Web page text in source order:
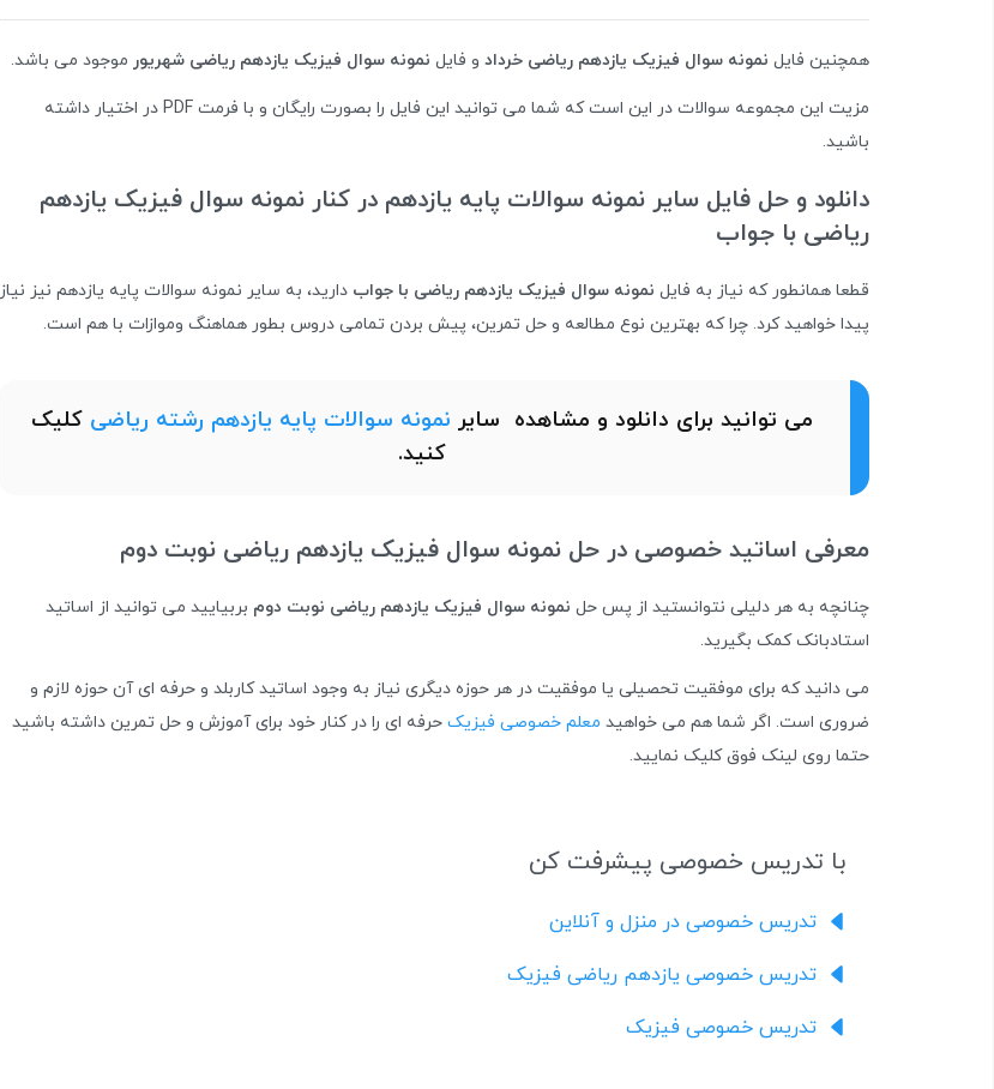
همچنین فایل نمونه سوال فیزیک یازدهم ریاضی خرداد و فایل نمونه سوال فیزیک یازدهم ریاضی شهریور موجود می باشد.
مزیت این مجموعه سوالات در این است که شما می توانید این فایل را بصورت رایگان و با فرمت PDF در اختیار داشته
باشید.
دانلود و حل فایل سایر نمونه سوالات پایه یازدهم در کنار نمونه سوال فیزیک یازدهم
ریاضی با جواب
قطعا همانطور که نیاز به فایل نمونه سوال فیزیک یازدهم ریاضی با جواب دارید، به سایر نمونه سوالات پایه یازدهم نیز نیاز
پیدا خواهید کرد. چرا که بهترین نوع مطالعه و حل تمرین، پیش بردن تمامی دروس بطور هماهنگ وموازات با هم است.
می توانید برای دانلود و مشاهده سایر نمونه سوالات پایه یازدهم رشته ریاضی کلیک
کنید.
معرفی اساتید خصوصی در حل نمونه سوال فیزیک یازدهم ریاضی نوبت دوم
چنانچه به هر دلیلی نتوانستید از پس حل نمونه سوال فیزیک یازدهم ریاضی نوبت دوم بربیایید می توانید از اساتید
استادبانک کمک بگیرید.
می دانید که برای موفقیت تحصیلی یا موفقیت در هر حوزه دیگری نیاز به وجود اساتید کاربلد و حرفه ای آن حوزه لازم و
ضروری است. اگر شما هم می خواهید معلم خصوصی فیزیک حرفه ای را در کنار خود برای آموزش و حل تمرین داشته باشید
حتما روی لینک فوق کلیک نمایید.
با تدریس خصوصی پیشرفت کن
تدریس خصوصی در منزل و آنلاین
تدریس خصوصی یازدهم ریاضی فیزیک
تدریس خصوصی فیزیک